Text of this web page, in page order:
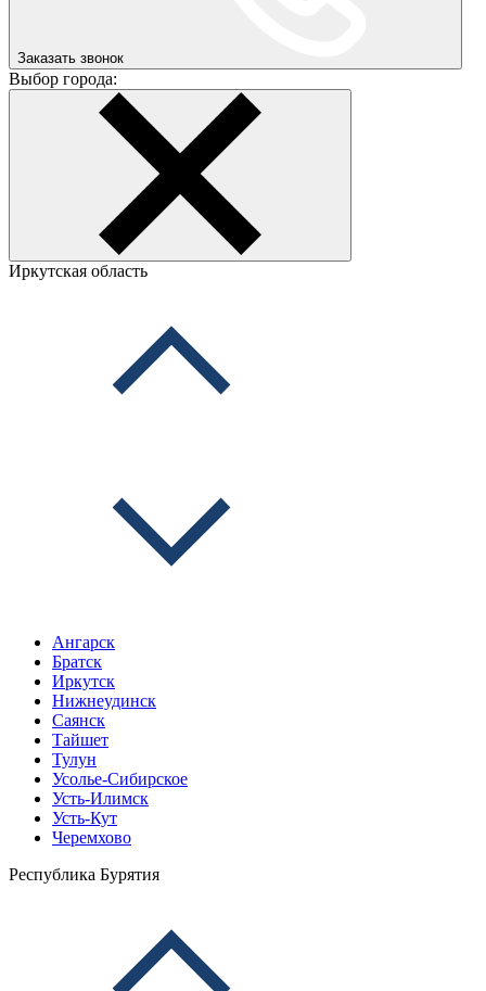
Заказать звонок
Выбор города:
Иркутская область
Ангарск
Братск
Иркутск
Нижнеудинск
Саянск
Тайшет
Тулун
Усолье-Сибирское
Усть-Илимск
Усть-Кут
Черемхово
Республика Бурятия